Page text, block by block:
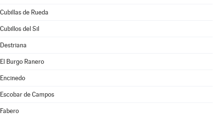
Cubillas de Rueda
Cubillos del Sil
Destriana
El Burgo Ranero
Encinedo
Escobar de Campos
Fabero